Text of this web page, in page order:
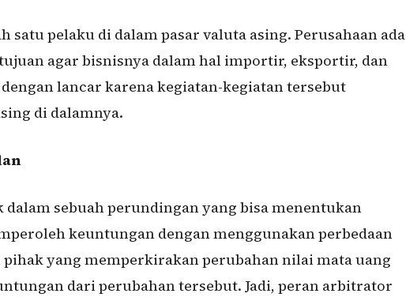
satu pelaku di dalam pasar valuta asing. Perusahaan ada
agar bisnisnya dalam hal importir, eksportir, dan
lancar karena kegiatan-kegiatan tersebut
di dalamnya.
sebuah perundingan yang bisa menentukan
keuntungan dengan menggunakan perbedaan
pihak yang memperkirakan perubahan nilai mata uang
dari perubahan tersebut. Jadi, peran arbitrator